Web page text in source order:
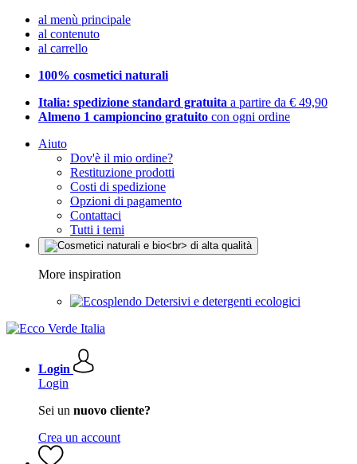
al menù principale
al contenuto
al carrello
100% cosmetici naturali
Italia: spedizione standard gratuita a partire da € 49,90
Almeno 1 campioncino gratuito con ogni ordine
Aiuto
Dov'è il mio ordine?
Restituzione prodotti
Costi di spedizione
Opzioni di pagamento
Contattaci
Tutti i temi
More inspiration
Detersivi e detergenti ecologici
Login
Login
Sei un nuovo cliente?
Crea un account